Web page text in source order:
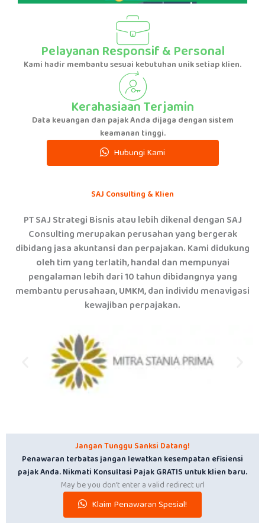
Pelayanan Responsif & Personal
Kami hadir membantu sesuai kebutuhan unik setiap klien.
Kerahasiaan Terjamin
Data keuangan dan pajak Anda dijaga dengan sistem
keamanan tinggi.
Hubungi Kami
SAJ Consulting & Klien
PT SAJ Strategi Bisnis atau lebih dikenal dengan SAJ
Consulting merupakan perusahan yang bergerak
dibidang jasa akuntansi dan perpajakan. Kami didukung
oleh tim yang terlatih, handal dan mempunyai
pengalaman lebih dari 10 tahun dibidangnya yang
membantu perusahaan, UMKM, dan individu menavigasi
kewajiban perpajakan.
Jangan Tunggu Sanksi Datang!
Penawaran terbatas jangan lewatkan kesempatan efisiensi
pajak Anda. Nikmati Konsultasi Pajak GRATIS untuk klien baru.
May be you don't enter a valid redirect url
Klaim Penawaran Spesial!